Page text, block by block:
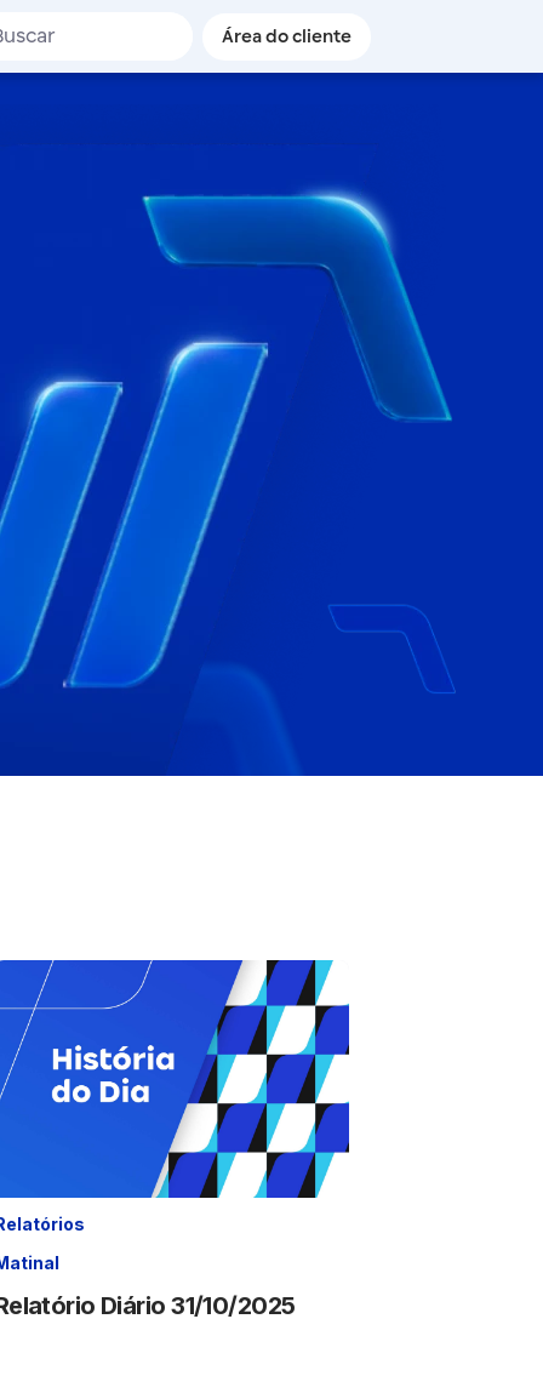
busca
Área do cliente
Diário 31/10/2025